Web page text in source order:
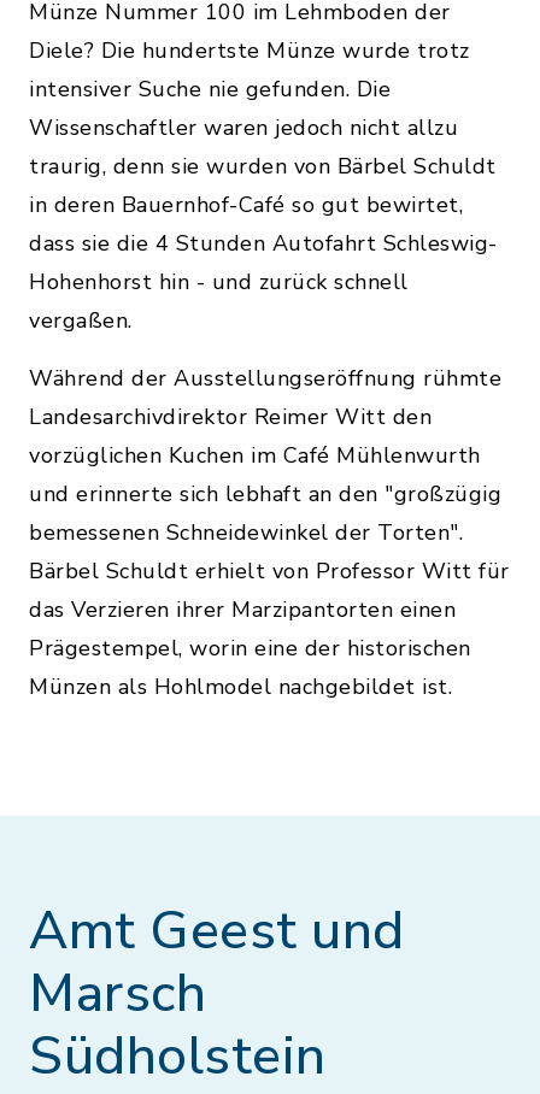
Münze Nummer 100 im Lehmboden der
Diele? Die hundertste Münze wurde trotz
intensiver Suche nie gefunden. Die
Wissenschaftler waren jedoch nicht allzu
traurig, denn sie wurden von Bärbel Schuldt
in deren Bauernhof-Café so gut bewirtet,
dass sie die 4 Stunden Autofahrt Schleswig-
Hohenhorst hin - und zurück schnell
vergaßen.
Während der Ausstellungseröffnung rühmte
Landesarchivdirektor Reimer Witt den
vorzüglichen Kuchen im Café Mühlenwurth
und erinnerte sich lebhaft an den "großzügig
bemessenen Schneidewinkel der Torten".
Bärbel Schuldt erhielt von Professor Witt für
das Verzieren ihrer Marzipantorten einen
Prägestempel, worin eine der historischen
Münzen als Hohlmodel nachgebildet ist.
Amt Geest und
Marsch
Südholstein